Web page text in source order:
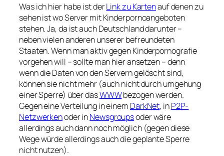
Was ich hier habe ist derLink zu Kartenauf denen zu
sehen ist wo Server mit Kinderpornoangeboten
stehen. Ja, da ist auch Deutschland darunter –
neben vielen anderen unserer befreundeten
Staaten. Wenn man aktiv gegen Kinderpornografie
vorgehen will – sollte man hier ansetzen – denn
wenn die Daten von den Servern gelöscht sind,
können sie nicht mehr (auch nicht durch umgehung
einer Sperre) über dasWWWbezogen werden.
Gegen eine Verteilung in einem DarkNet, inP2P-
Netzwerkenoder inNewsgroupsoder wäre
allerdings auch dann noch möglich (gegen diese
Wege würde allerdings auch die geplante Sperre
nicht nutzen).